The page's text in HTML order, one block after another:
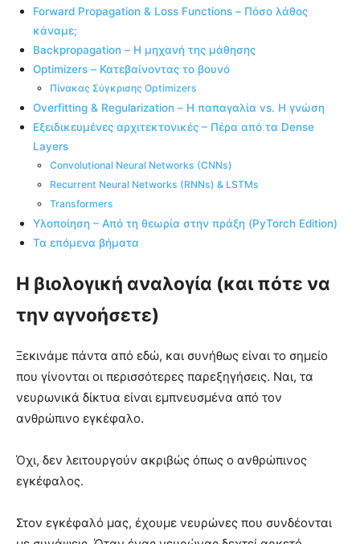
Forward Propagation & Loss Functions – Πόσο λάθος
κάναμε;
Backpropagation – Η μηχανή της μάθησης
Optimizers – Κατεβαίνοντας το βουνό
Πίνακας Σύγκρισης Optimizers
Overfitting & Regularization – Η παπαγαλία vs. Η γνώση
Εξειδικευμένες αρχιτεκτονικές – Πέρα από τα Dense
Layers
Convolutional Neural Networks (CNNs)
Recurrent Neural Networks (RNNs) & LSTMs
Transformers
Υλοποίηση – Από τη θεωρία στην πράξη (PyTorch Edition)
Τα επόμενα βήματα
Η βιολογική αναλογία (και πότε να
την αγνοήσετε)
Ξεκινάμε πάντα από εδώ, και συνήθως είναι το σημείο
που γίνονται οι περισσότερες παρεξηγήσεις. Ναι, τα
νευρωνικά δίκτυα είναι εμπνευσμένα από τον
ανθρώπινο εγκέφαλο.
Όχι, δεν λειτουργούν ακριβώς όπως ο ανθρώπινος
εγκέφαλος.
Στον εγκέφαλό μας, έχουμε νευρώνες που συνδέονται